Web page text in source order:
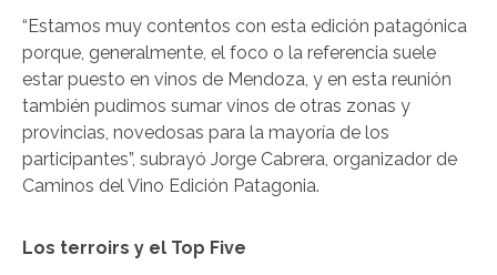
“Estamos muy contentos con esta edición patagónica
porque, generalmente, el foco o la referencia suele
estar puesto en vinos de Mendoza, y en esta reunión
también pudimos sumar vinos de otras zonas y
provincias, novedosas para la mayoría de los
participantes”, subrayó Jorge Cabrera, organizador de
Caminos del Vino Edición Patagonia.
Los terroirs y el Top Five